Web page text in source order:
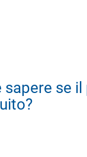
sapere se